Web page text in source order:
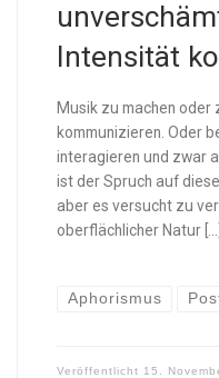
Intensität
Musik zu machen oder
kommunizieren. Oder
interagieren und zwar
ist der Spruch auf
aber es versucht zu
oberflächlicher Natur […]
Aphorismus
Veröffentlicht 15.